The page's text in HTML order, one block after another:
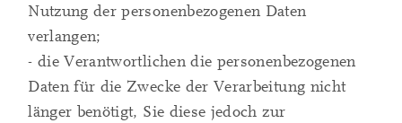
Nutzung der personenbezogenen Daten
verlangen;
- die Verantwortlichen die personenbezogenen
Daten für die Zwecke der Verarbeitung nicht
länger benötigt, Sie diese jedoch zur